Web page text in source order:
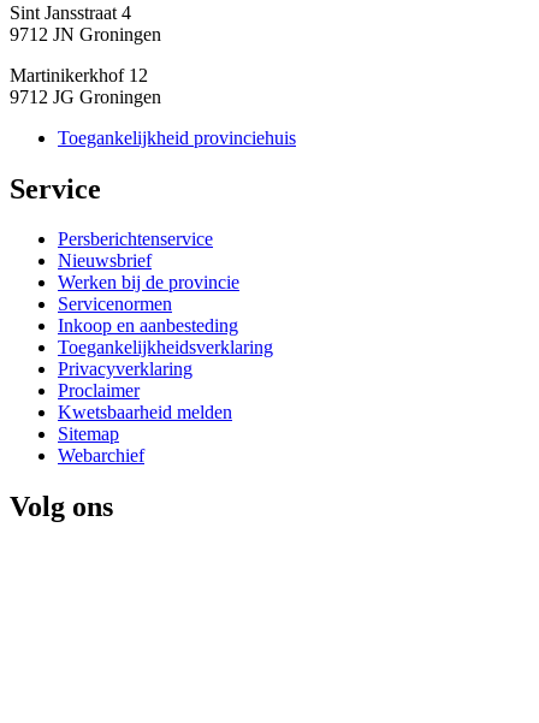
Sint Jansstraat 4
9712 JN Groningen
Martinikerkhof 12
9712 JG Groningen
Toegankelijkheid provinciehuis
Service
Persberichtenservice
Nieuwsbrief
Werken bij de provincie
Servicenormen
Inkoop en aanbesteding
Toegankelijkheidsverklaring
Privacyverklaring
Proclaimer
Kwetsbaarheid melden
Sitemap
Webarchief
Volg ons